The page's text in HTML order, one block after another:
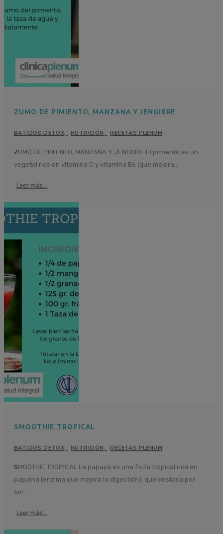
ZUMO DE PIMIENTO, MANZANA Y JENGIBRE
BATIDOS DETOX, NUTRICIÓN , RECETAS PLENUM
ZUMO DE PIMIENTO, MANZANA Y JENGIBRE El pimiento es un
vegetal rico en vitamina C y vitamina B6 (que mejora...
Leer más...
SMOOTHIE TROPICAL
BATIDOS DETOX, NUTRICIÓN , RECETAS PLENUM
SMOOTHIE TROPICAL La papaya es una fruta tropical rica en
papaína (enzima que mejora la digestión), que destaca por
ser...
Leer más...